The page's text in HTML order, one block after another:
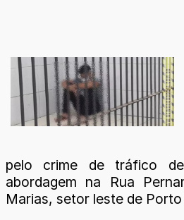
pelo crime de tráfico
abordagem na Rua
Marias, setor leste de Porto